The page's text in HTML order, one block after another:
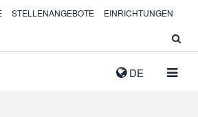
DE
STELLENANGEBOTE EINRICHTUNGEN